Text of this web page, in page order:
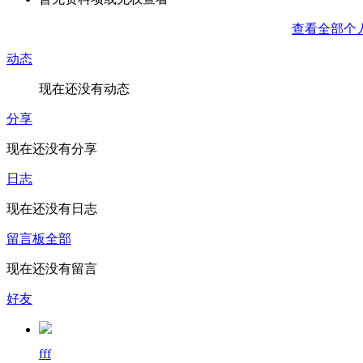
查看全部个
动态
现在还没有动态
分享
现在还没有分享
日志
现在还没有日志
留言板全部
现在还没有留言
好友
fff